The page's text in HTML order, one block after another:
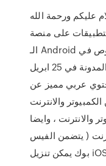
عليكم ورحمة الله
على منصة
الـ Android من مشكلة التعامل مع النصوص في
التطبيقات التي يطورونها. انطلقت المدونة في 25 ابريل
محتوي عربي مميز عن
والانترنت
والانترنت ، وايضا
( يتضمن الفيس
بوك يمكن تنزيل iOS 14.4 Beta 1 وiPadOS 14.4 Beta